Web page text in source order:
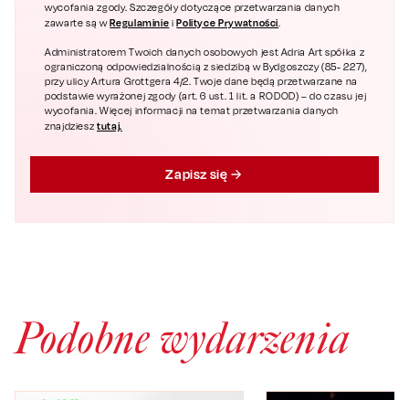
wycofania zgody. Szczegóły dotyczące przetwarzania danych
zawarte są wRegulaminie iPolityce Prywatności.
Administratorem Twoich danych osobowych jest Adria Art spółka z
ograniczoną odpowiedzialnością z siedzibą w Bydgoszczy (85- 227),
przy ulicy Artura Grottgera 4/2. Twoje dane będą przetwarzane na
podstawie wyrażonej zgody (art. 6 ust. 1 lit. a RODOD) – do czasu jej
wycofania. Więcej informacji na temat przetwarzania danych
znajdziesztutaj.
Zapisz się
Podobne wydarzenia